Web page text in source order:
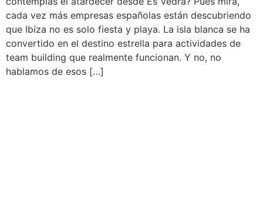
cada vez más empresas españolas están descubriendo
que Ibiza no es solo fiesta y playa. La isla blanca se ha
convertido en el destino estrella para actividades de
team building que realmente funcionan. Y no, no
hablamos de esos […]